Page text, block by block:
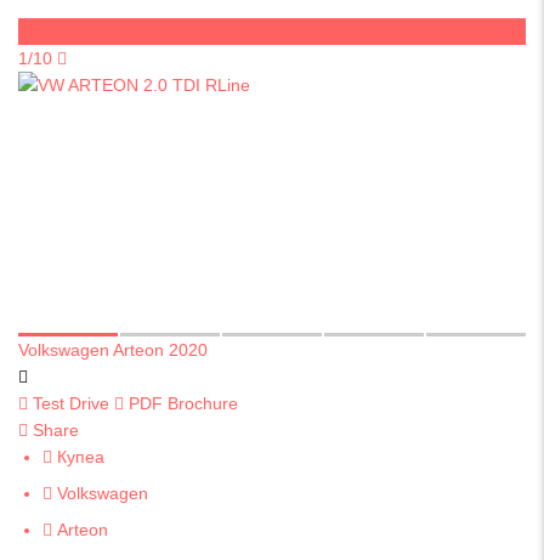
1/10
Volkswagen Arteon 2020
Test Drive
PDF Brochure
Share
Купеа
Volkswagen
Arteon